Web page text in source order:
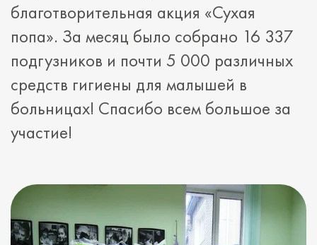
благотворительная акция «Сухая
попа». За месяц было собрано 16 337
подгузников и почти 5 000 различных
средств гигиены для малышей в
больницах! Спасибо всем большое за
участие!